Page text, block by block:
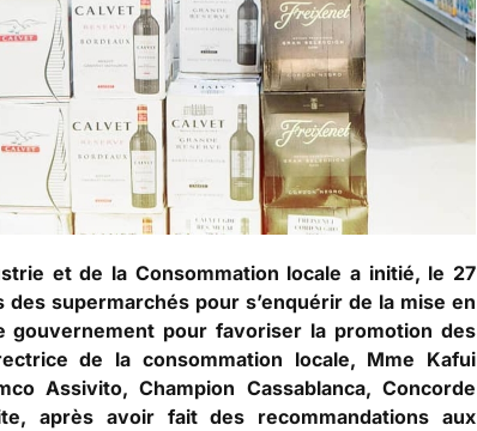
et de la Consommation locale a initié, le 27
supermarchés pour s’enquérir de la mise en
gouvernement pour favoriser la promotion des
de la consommation locale, Mme Kafui
Assivito, Champion Cassablanca, Concorde
après avoir fait des recommandations aux